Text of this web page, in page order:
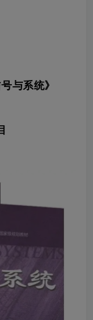
与系统》